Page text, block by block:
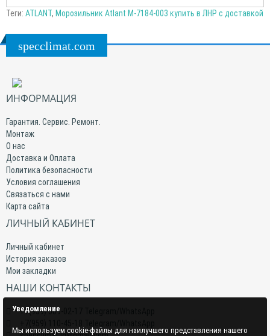
Теги: ATLANT, Морозильник Atlant M-7184-003 купить в ЛНР с доставкой
specclimat.com
ИНФОРМАЦИЯ
Гарантия. Сервис. Ремонт.
Монтаж
О нас
Доставка и Оплата
Политика безопасности
Условия соглашения
Связаться с нами
Карта сайта
ЛИЧНЫЙ КАБИНЕТ
Личный кабинет
История заказов
Мои закладки
НАШИ КОНТАКТЫ
+7(959) 509-02-17 Telegram/WhatsApp
Уведомление
Мы используем cookie-файлы для наилучшего представления нашего